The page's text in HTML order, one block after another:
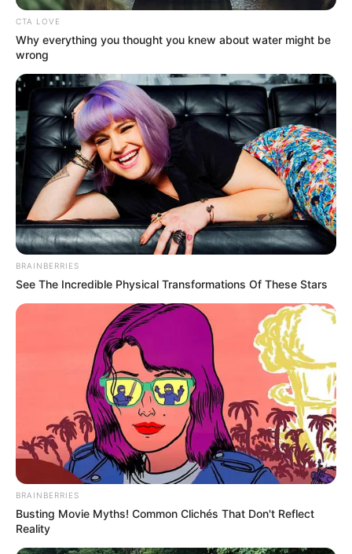
(foto: boredpanda)
Baca juga:Murah dan Mudah, 10 Wadah untuk Membuat
Kompos
Padahal benda biasa yang ada di sekitar kita, tapi jika dilihat lebih
teliti ternyata ada bentuk wajah. Bentuknya unik-unik, ada yang
seperti tertawa hingga melongo.
TAGS BENDA BENTUK WAJAH
CTA LOVE
Why everything you thought you knew about water might be
wrong
BRAINBERRIES
See The Incredible Physical Transformations Of These Stars
BRAINBERRIES
Busting Movie Myths! Common Clichés That Don't Reflect
Reality